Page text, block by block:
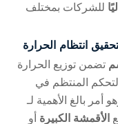
للشركات بمختلف
تضمن توزيع الحرارة
المنتظم في
أمر بالغ الأهمية لـ
الأقمشة الكبيرة أو